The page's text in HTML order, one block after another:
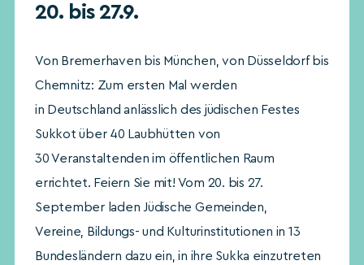
20. bis 27.9.
Von Bremerhaven bis München, von Düsseldorf bis
Chemnitz: Zum ersten Mal werden
in Deutschland anlässlich des jüdischen Festes
Sukkot über 40 Laubhütten von
30 Veranstaltenden im öffentlichen Raum
errichtet. Feiern Sie mit! Vom 20. bis 27.
September laden Jüdische Gemeinden,
Vereine, Bildungs- und Kulturinstitutionen in 13
Bundesländern dazu ein, in ihre Sukka einzutreten